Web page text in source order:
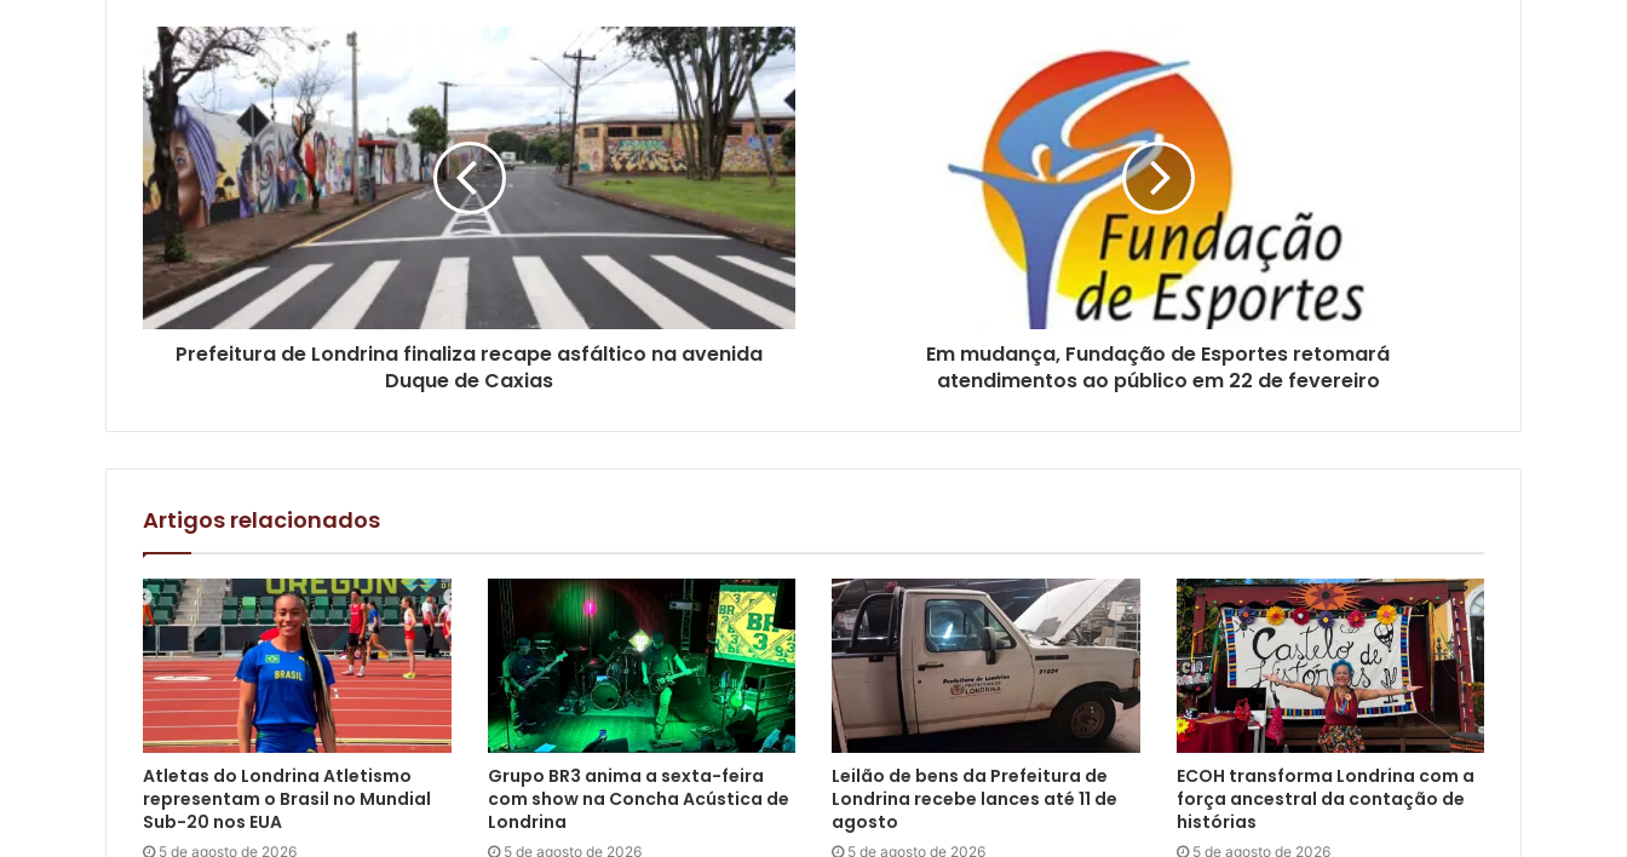
Prefeitura de Londrina finaliza recape asfáltico na avenida
Duque de Caxias
Em mudança, Fundação de Esportes retomará
atendimentos ao público em 22 de fevereiro
Artigos relacionados
Atletas do Londrina Atletismo
representam o Brasil no Mundial
Sub-20 nos EUA
5 de agosto de 2026
Grupo BR3 anima a sexta-feira
com show na Concha Acústica de
Londrina
5 de agosto de 2026
Leilão de bens da Prefeitura de
Londrina recebe lances até 11 de
agosto
5 de agosto de 2026
ECOH transforma Londrina com a
força ancestral da contação de
histórias
5 de agosto de 2026